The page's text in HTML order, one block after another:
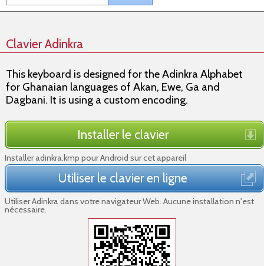
Clavier Adinkra
This keyboard is designed for the Adinkra Alphabet
for Ghanaian languages of Akan, Ewe, Ga and
Dagbani. It is using a custom encoding.
Installer le clavier
Installer adinkra.kmp pour Android sur cet appareil
Utiliser le clavier en ligne
Utiliser Adinkra dans votre navigateur Web. Aucune installation n'est
nécessaire.